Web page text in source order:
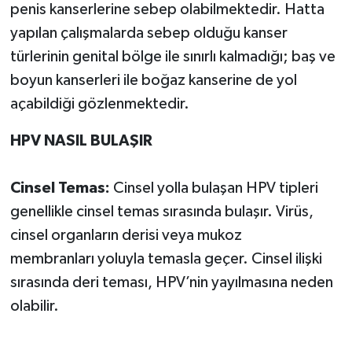
penis kanserlerine sebep olabilmektedir. Hatta
yapılan çalışmalarda sebep olduğu kanser
türlerinin genital bölge ile sınırlı kalmadığı; baş ve
boyun kanserleri ile boğaz kanserine de yol
açabildiği gözlenmektedir.
HPV NASIL BULAŞIR
Cinsel Temas: Cinsel yolla bulaşan HPV tipleri
genellikle cinsel temas sırasında bulaşır. Virüs,
cinsel organların derisi veya mukoz
membranları yoluyla temasla geçer. Cinsel ilişki
sırasında deri teması, HPV’nin yayılmasına neden
olabilir.